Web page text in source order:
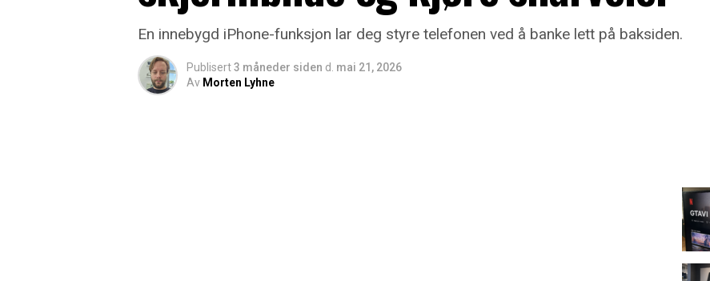
En innebygd iPhone-funksjon lar deg styre telefonen ved å banke lett på baksiden.
Publisert3 måneder siden d. mai 21, 2026
Av Morten Lyhne